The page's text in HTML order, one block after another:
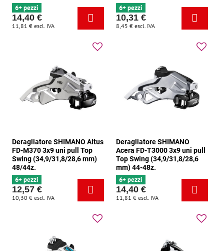
6+ pezzi
14,40 €
11,81 € escl. IVA
6+ pezzi
10,31 €
8,45 € escl. IVA
Deragliatore SHIMANO Altus
FD-M370 3x9 uni pull Top
Swing (34,9/31,8/28,6 mm)
48/44z.
6+ pezzi
12,57 €
10,30 € escl. IVA
Deragliatore SHIMANO
Acera FD-T3000 3x9 uni pull
Top Swing (34,9/31,8/28,6
mm) 44-48z.
6+ pezzi
14,40 €
11,81 € escl. IVA